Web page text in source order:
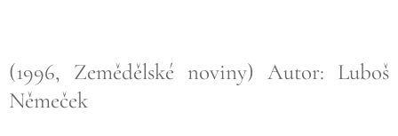
(1996, Zemědělské noviny) Autor: Luboš
Němeček